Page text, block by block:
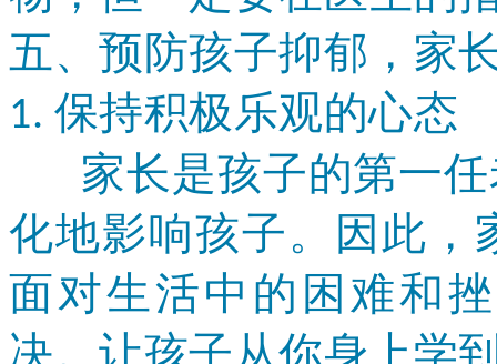
五、预防孩子抑郁，家
1. 保持积极乐观的心态
家长是孩子的第一任
化地影响孩子。因此，
面对生活中的困难和
决。让孩子从你身上学